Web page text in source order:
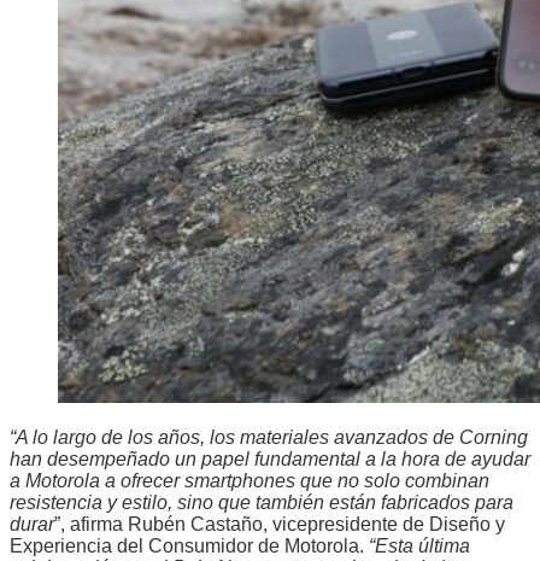
“A lo largo de los años, los materiales avanzados de Corning
han desempeñado un papel fundamental a la hora de ayudar
a Motorola a ofrecer smartphones que no solo combinan
resistencia y estilo, sino que también están fabricados para
durar”, afirma Rubén Castaño, vicepresidente de Diseño y
Experiencia del Consumidor de Motorola. “Esta última